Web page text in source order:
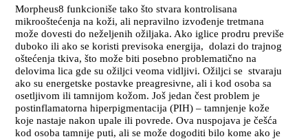
Morpheus8 funkcioniše tako što stvara kontrolisana
mikrooštećenja na koži, ali nepravilno izvođenje tretmana
može dovesti do neželjenih ožiljaka. Ako iglice prodru previše
duboko ili ako se koristi previsoka energija, dolazi do trajnog
oštećenja tkiva, što može biti posebno problematično na
delovima lica gde su ožiljci veoma vidljivi. Ožiljci se stvaraju
ako su energetske postavke preagresivne, ali i kod osoba sa
osetljivom ili tamnijom kožom. Još jedan čest problem je
postinflamatorna hiperpigmentacija (PIH) – tamnjenje kože
koje nastaje nakon upale ili povrede. Ova nuspojava je češća
kod osoba tamnije puti, ali se može dogoditi bilo kome ako je